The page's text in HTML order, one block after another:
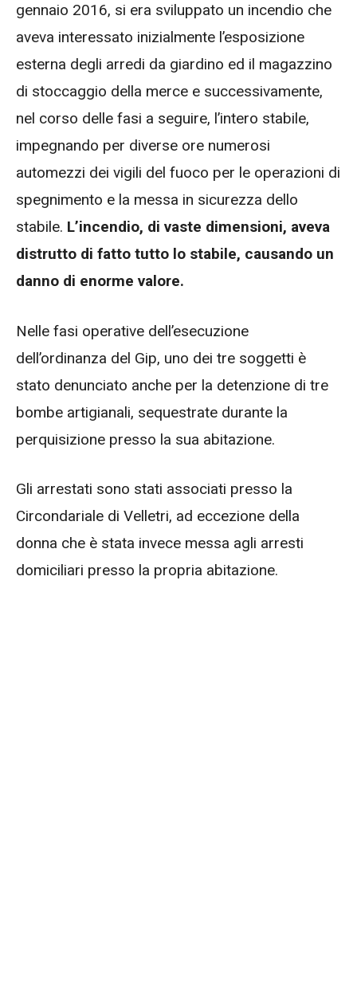
gennaio 2016, si era sviluppato un incendio che
aveva interessato inizialmente l’esposizione
esterna degli arredi da giardino ed il magazzino
di stoccaggio della merce e successivamente,
nel corso delle fasi a seguire, l’intero stabile,
impegnando per diverse ore numerosi
automezzi dei vigili del fuoco per le operazioni di
spegnimento e la messa in sicurezza dello
stabile. L’incendio, di vaste dimensioni, aveva
distrutto di fatto tutto lo stabile, causando un
danno di enorme valore.
Nelle fasi operative dell’esecuzione
dell’ordinanza del Gip, uno dei tre soggetti è
stato denunciato anche per la detenzione di tre
bombe artigianali, sequestrate durante la
perquisizione presso la sua abitazione.
Gli arrestati sono stati associati presso la
Circondariale di Velletri, ad eccezione della
donna che è stata invece messa agli arresti
domiciliari presso la propria abitazione.